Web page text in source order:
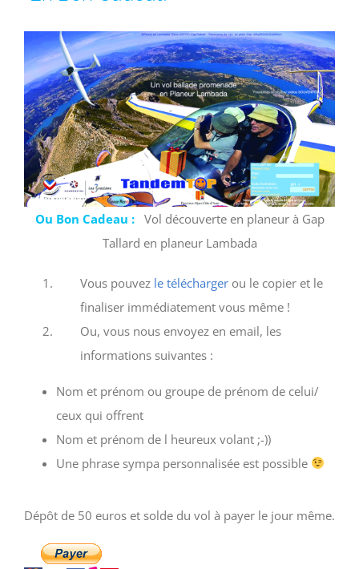
Ou Bon Cadeau :
Vol découverte en planeur à Gap
Tallard en planeur Lambada
Vous pouvez le télécharger ou le copier et le
finaliser immédiatement vous même !
Ou, vous nous envoyez en email, les
informations suivantes :
Nom et prénom ou groupe de prénom de celui/
ceux qui offrent
Nom et prénom de l heureux volant ;-))
Une phrase sympa personnalisée est possible
Dépôt de 50 euros et solde du vol à payer le jour même.